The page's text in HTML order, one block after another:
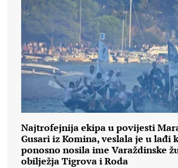
Najtrofejnija ekipa u povijesti
Gusari iz Komina, veslala je u lađi
ponosno nosila ime Varaždinske
obilježja Tigrova i Roda